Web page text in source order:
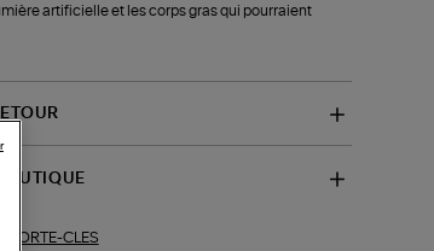
artificielle et les corps gras qui pourraient
PORTE-CLES